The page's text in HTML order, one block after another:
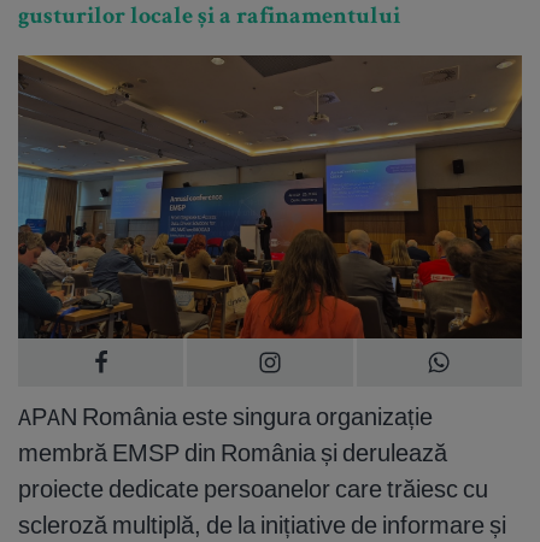
gusturilor locale și a rafinamentului
APAN România este singura organizație
membră EMSP din România și derulează
proiecte dedicate persoanelor care trăiesc cu
scleroză multiplă, de la inițiative de informare și